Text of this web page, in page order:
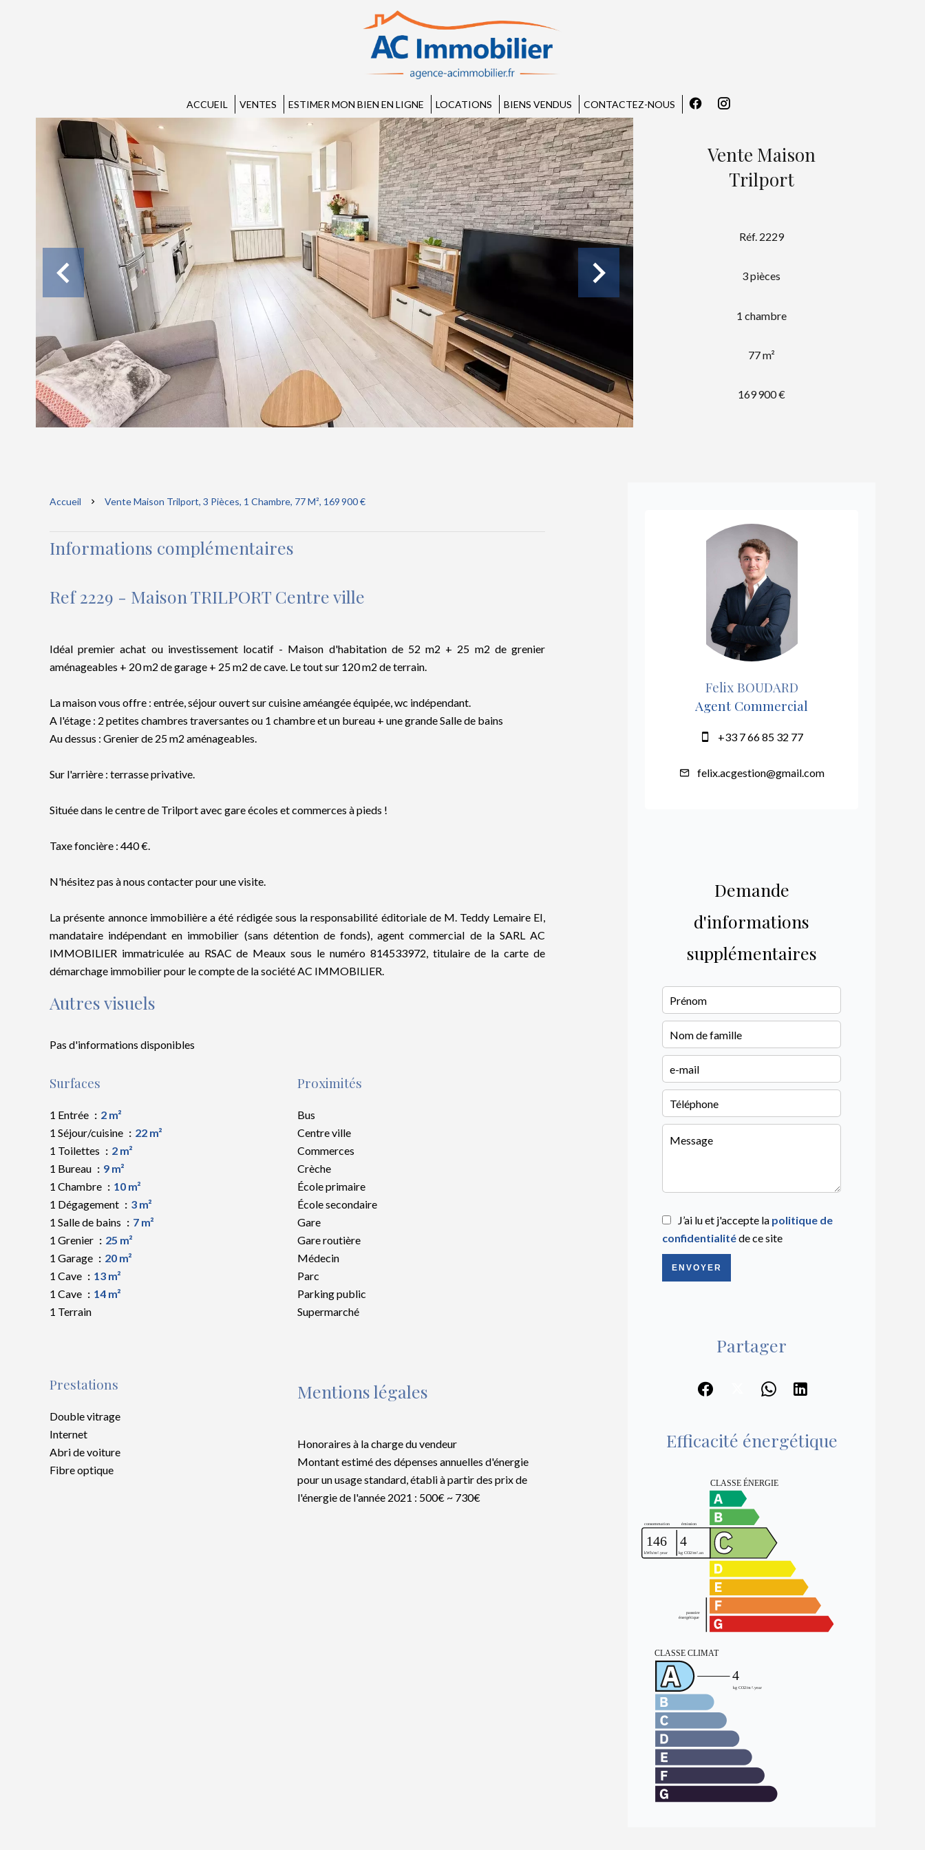
ACCUEIL VENTES ESTIMER MON BIEN EN LIGNE LOCATIONS BIENS VENDUS CONTACTEZ-NOUS
Vente Maison
Trilport
Réf. 2229
3 pièces
1 chambre
77 m²
169 900 €
Accueil Vente Maison Trilport, 3 Pièces, 1 Chambre, 77 M², 169 900 €
Informations complémentaires
Ref 2229 - Maison TRILPORT Centre ville
Idéal premier achat ou investissement locatif - Maison d'habitation de 52 m2 + 25 m2 de grenier
aménageables + 20 m2 de garage + 25 m2 de cave. Le tout sur 120 m2 de terrain.
La maison vous offre : entrée, séjour ouvert sur cuisine améangée équipée, wc indépendant.
A l'étage : 2 petites chambres traversantes ou 1 chambre et un bureau + une grande Salle de bains
Au dessus : Grenier de 25 m2 aménageables.
Sur l'arrière : terrasse privative.
Située dans le centre de Trilport avec gare écoles et commerces à pieds !
Taxe foncière : 440 €.
N'hésitez pas à nous contacter pour une visite.
La présente annonce immobilière a été rédigée sous la responsabilité éditoriale de M. Teddy Lemaire EI,
mandataire indépendant en immobilier (sans détention de fonds), agent commercial de la SARL AC
IMMOBILIER immatriculée au RSAC de Meaux sous le numéro 814533972, titulaire de la carte de
démarchage immobilier pour le compte de la société AC IMMOBILIER.
Autres visuels
Pas d'informations disponibles
Surfaces
1 Entrée
2 m²
1 Séjour/cuisine
22 m²
1 Toilettes
2 m²
1 Bureau
9 m²
1 Chambre
10 m²
1 Dégagement
3 m²
1 Salle de bains
7 m²
1 Grenier
25 m²
1 Garage
20 m²
1 Cave
13 m²
1 Cave
14 m²
1 Terrain
Proximités
Bus
Centre ville
Commerces
Crèche
École primaire
École secondaire
Gare
Gare routière
Médecin
Parc
Parking public
Supermarché
Prestations
Double vitrage
Internet
Abri de voiture
Fibre optique
Mentions légales
Honoraires à la charge du vendeur
Montant estimé des dépenses annuelles d'énergie
pour un usage standard, établi à partir des prix de
l'énergie de l'année 2021 : 500€ ~ 730€
Felix BOUDARD
Agent Commercial
+33 7 66 85 32 77
felix.acgestion@gmail.com
Demande
d'informations
supplémentaires
J’ai lu et j'accepte la politique de
confidentialitéde ce site
ENVOYER
Partager
Efficacité énergétique